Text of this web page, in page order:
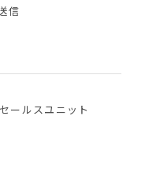
信
ールスユニット